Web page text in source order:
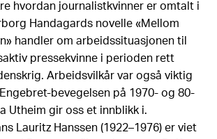
hvordan journalistkvinner er omtalt i
Handagards novelle «Mellom
handler om arbeidssituasjonen til
pressekvinne i perioden rett
Arbeidsvilkår var også viktig
bevegelsen på 1970- og 80-
Utheim gir oss et innblikk i.
Lauritz Hanssen (1922–1976) er viet